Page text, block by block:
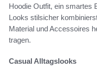
Hoodie Outfit, ein smartes
Looks stilsicher
Material und Accessoires
tragen.
Casual Alltagslooks